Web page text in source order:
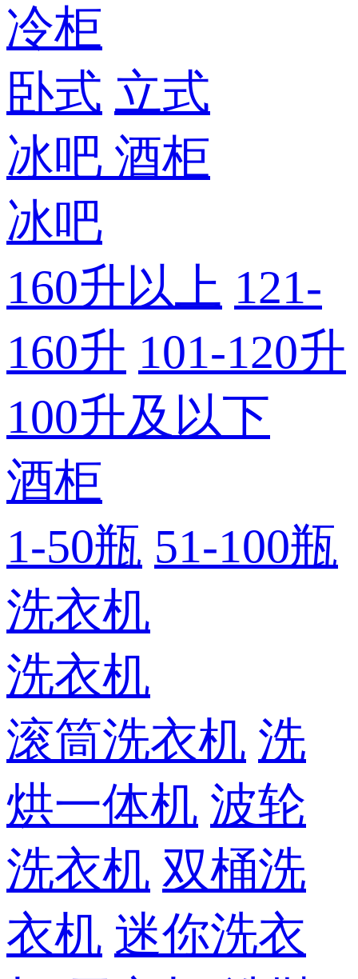
冷柜
卧式 立式
冰吧 酒柜
冰吧
160升以上 121-
160升 101-120升
100升及以下
酒柜
1-50瓶 51-100瓶
洗衣机
洗衣机
滚筒洗衣机 洗
烘一体机 波轮
洗衣机 双桶洗
衣机 迷你洗衣